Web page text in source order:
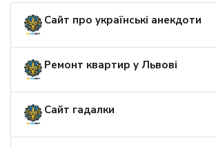
Сайт про українські анекдоти
Ремонт квартир у Львові
Сайт гадалки